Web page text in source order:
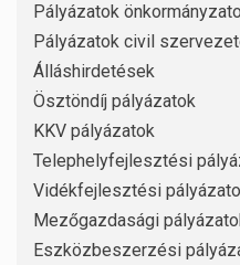
Pályázatok
Pályázatok civil
Álláshirdetések
Ösztöndíj pályázatok
KKV pályázatok
Telephelyfejlesztési
Vidékfejlesztési
Mezőgazdasági
Eszközbeszerzési